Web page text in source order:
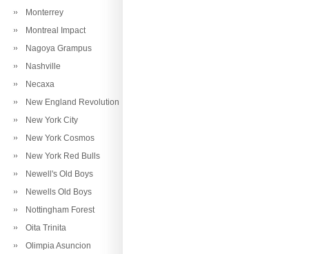
Monterrey
Montreal Impact
Nagoya Grampus
Nashville
Necaxa
New England Revolution
New York City
New York Cosmos
New York Red Bulls
Newell's Old Boys
Newells Old Boys
Nottingham Forest
Oita Trinita
Olimpia Asuncion